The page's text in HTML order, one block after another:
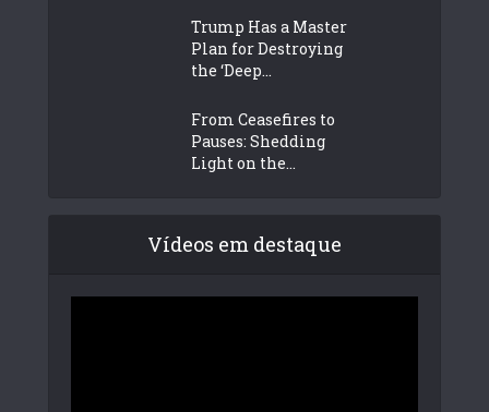
Trump Has a Master
Plan for Destroying
the ‘Deep...
From Ceasefires to
Pauses: Shedding
Light on the...
Vídeos em destaque